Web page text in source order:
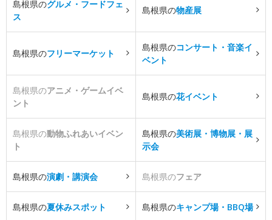
島根県のグルメ・フードフェ
ス
島根県の物産展
島根県のフリーマーケット
島根県のコンサート・音楽イ
ベント
島根県のアニメ・ゲームイベ
ント
島根県の花イベント
島根県の動物ふれあいイベン
ト
島根県の美術展・博物展・展
示会
島根県の演劇・講演会 島根県のフェア
島根県の夏休みスポット 島根県のキャンプ場・BBQ場